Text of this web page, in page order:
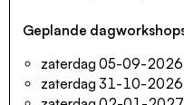
Geplande
zaterdag 05-09-2026
zaterdag 31-10-2026